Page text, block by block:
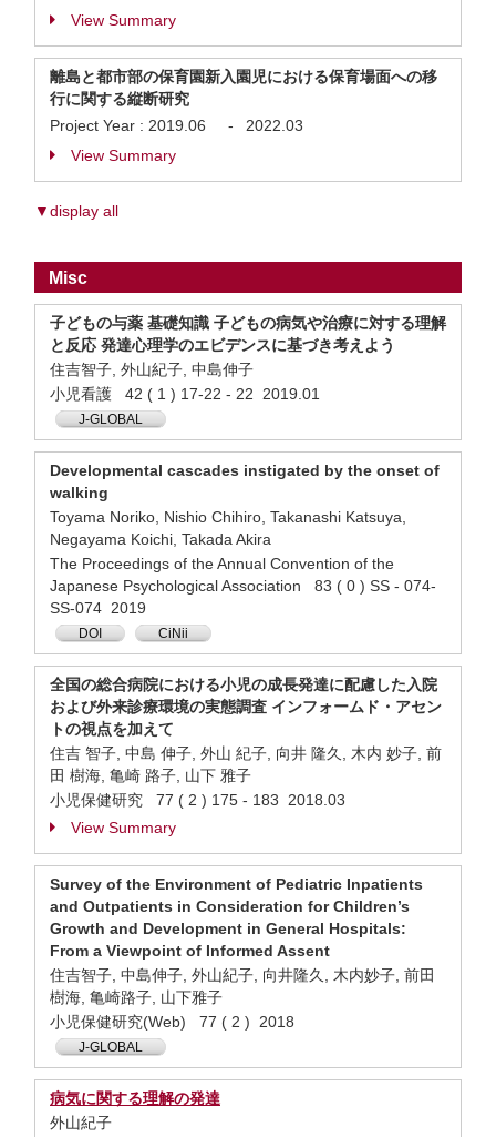
View Summary
離島と都市部の保育園新入園児における保育場面への移
行に関する縦断研究
Project Year : 2019.06 -
2022.03
View Summary
▼display all
Misc
子どもの与薬 基礎知識 子どもの病気や治療に対する理解
と反応 発達心理学のエビデンスに基づき考えよう
住吉智子, 外山紀子, 中島伸子
小児看護 42 ( 1 ) 17‐22 - 22 2019.01
J-GLOBAL
Developmental cascades instigated by the onset of
walking
Toyama Noriko, Nishio Chihiro, Takanashi Katsuya,
Negayama Koichi, Takada Akira
The Proceedings of the Annual Convention of the
Japanese Psychological Association 83 ( 0 ) SS - 074-
SS-074 2019
DOI CiNii
全国の総合病院における小児の成長発達に配慮した入院
および外来診療環境の実態調査 インフォームド・アセン
トの視点を加えて
住吉 智子, 中島 伸子, 外山 紀子, 向井 隆久, 木内 妙子, 前
田 樹海, 亀崎 路子, 山下 雅子
小児保健研究 77 ( 2 ) 175 - 183 2018.03
View Summary
Survey of the Environment of Pediatric Inpatients
and Outpatients in Consideration for Children’s
Growth and Development in General Hospitals:
From a Viewpoint of Informed Assent
住吉智子, 中島伸子, 外山紀子, 向井隆久, 木内妙子, 前田
樹海, 亀崎路子, 山下雅子
小児保健研究(Web) 77 ( 2 ) 2018
J-GLOBAL
病気に関する理解の発達
外山紀子